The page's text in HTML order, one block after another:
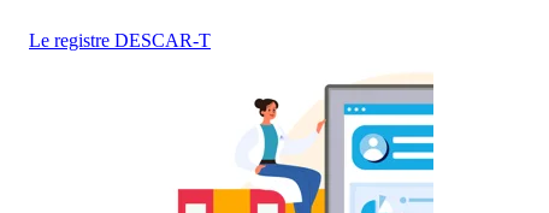
Le registre DESCAR-T